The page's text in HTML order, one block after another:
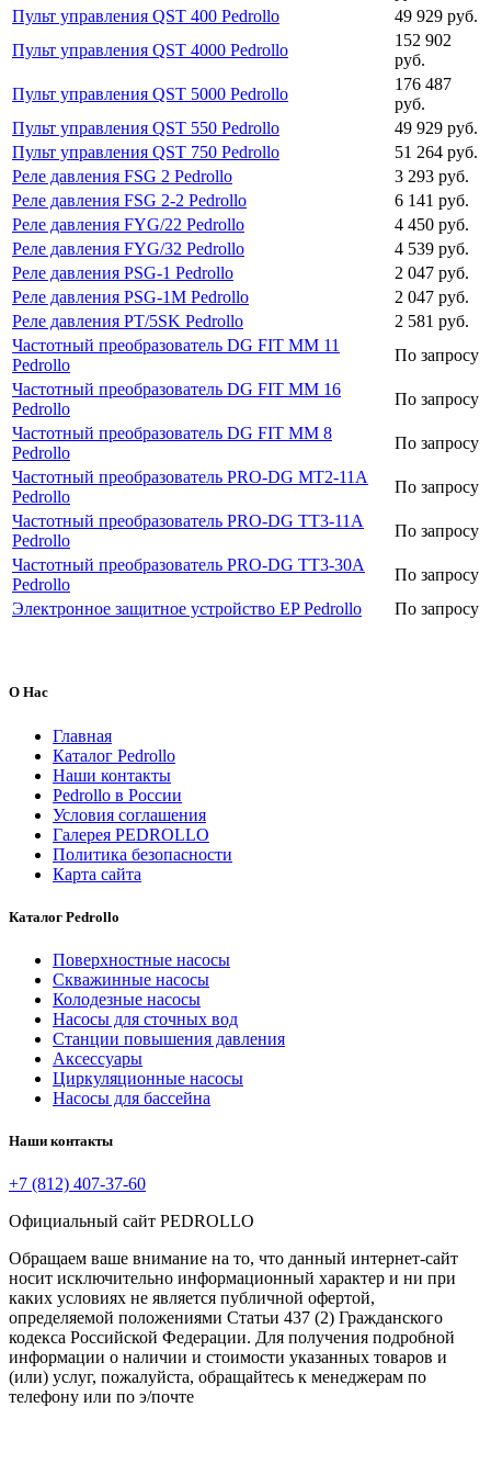
Пульт управления QST 400 Pedrollo
49 929 руб.
Пульт управления QST 4000 Pedrollo
152 902
руб.
Пульт управления QST 5000 Pedrollo
176 487
руб.
Пульт управления QST 550 Pedrollo
49 929 руб.
Пульт управления QST 750 Pedrollo
51 264 руб.
Реле давления FSG 2 Pedrollo
3 293 руб.
Реле давления FSG 2-2 Pedrollo
6 141 руб.
Реле давления FYG/22 Pedrollo
4 450 руб.
Реле давления FYG/32 Pedrollo
4 539 руб.
Реле давления PSG-1 Pedrollo
2 047 руб.
Реле давления PSG-1M Pedrollo
2 047 руб.
Реле давления PT/5SK Pedrollo
2 581 руб.
Частотный преобразователь DG FIT MM 11
Pedrollo
По запросу
Частотный преобразователь DG FIT MM 16
Pedrollo
По запросу
Частотный преобразователь DG FIT MM 8
Pedrollo
По запросу
Частотный преобразователь PRO-DG MT2-11A
Pedrollo
По запросу
Частотный преобразователь PRO-DG TT3-11A
Pedrollo
По запросу
Частотный преобразователь PRO-DG TT3-30A
Pedrollo
По запросу
Электронное защитное устройство EP Pedrollo
По запросу
О Нас
Главная
Каталог Pedrollo
Наши контакты
Pedrollo в России
Условия соглашения
Галерея PEDROLLO
Политика безопасности
Карта сайта
Каталог Pedrollo
Поверхностные насосы
Скважинные насосы
Колодезные насосы
Насосы для сточных вод
Станции повышения давления
Аксессуары
Циркуляционные насосы
Насосы для бассейна
Наши контакты
+7 (812) 407-37-60
Официальный сайт PEDROLLO
Обращаем ваше внимание на то, что данный интернет-сайт
носит исключительно информационный характер и ни при
каких условиях не является публичной офертой,
определяемой положениями Статьи 437 (2) Гражданского
кодекса Российской Федерации. Для получения подробной
информации о наличии и стоимости указанных товаров и
(или) услуг, пожалуйста, обращайтесь к менеджерам по
телефону или по э/почте